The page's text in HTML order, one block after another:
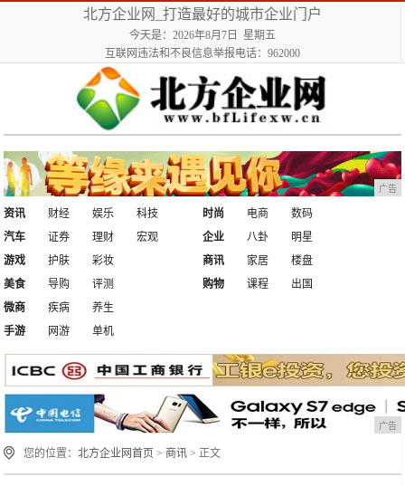
北方企业网_打造最好的城市企业门户
今天是：2026年8月7日 星期五
互联网违法和不良信息举报电话：962000
广告
资讯 财经 娱乐
科技
汽车
证券 理财 宏观
时尚 电商
数码
企业
八卦
明星
游戏
护肤
彩妆
美食
导购 评测
商讯 家居
楼盘
购物
课程
出国
微商
疾病
养生
手游
网游 单机
广告
您的位置：北方企业网首页 > 商讯 > 正文